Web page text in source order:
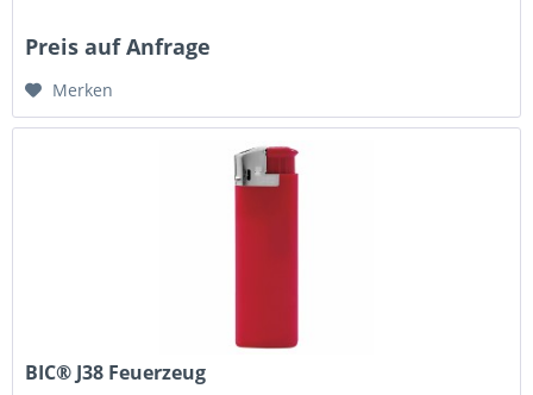
Preis auf Anfrage
Merken
BIC® J38 Feuerzeug